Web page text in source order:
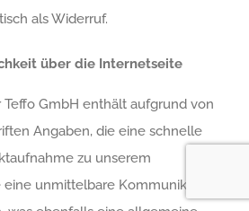
als Widerruf.
über die Internetseite
GmbH enthält aufgrund von
Angaben, die eine schnelle
zu unserem
unmittelbare Kommunikation